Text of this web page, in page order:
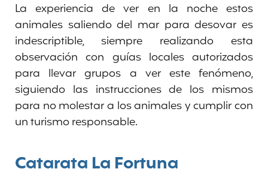
La experiencia de ver en la noche estos
animales saliendo del mar para desovar es
indescriptible, siempre realizando esta
observación con guías locales autorizados
para llevar grupos a ver este fenómeno,
siguiendo las instrucciones de los mismos
para no molestar a los animales y cumplir con
un turismo responsable.
Catarata La Fortuna